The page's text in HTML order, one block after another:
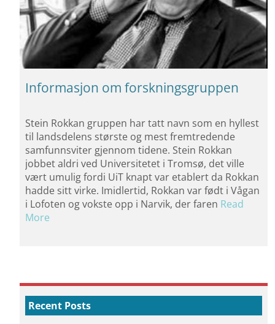
Informasjon om forskningsgruppen
Stein Rokkan gruppen har tatt navn som en hyllest
til landsdelens største og mest fremtredende
samfunnsviter gjennom tidene. Stein Rokkan
jobbet aldri ved Universitetet i Tromsø, det ville
vært umulig fordi UiT knapt var etablert da Rokkan
hadde sitt virke. Imidlertid, Rokkan var født i Vågan
i Lofoten og vokste opp i Narvik, der faren Read
More
Recent Posts